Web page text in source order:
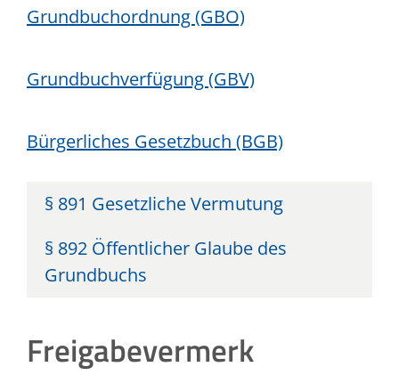
Grundbuchordnung (GBO)
Grundbuchverfügung (GBV)
Bürgerliches Gesetzbuch (BGB)
§ 891 Gesetzliche Vermutung
§ 892 Öffentlicher Glaube des
Grundbuchs
Freigabevermerk